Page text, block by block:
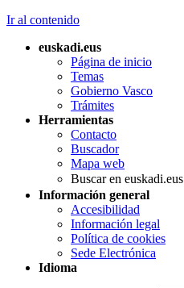
Ir al contenido
euskadi.eus
Página de inicio
Temas
Gobierno Vasco
Trámites
Herramientas
Contacto
Buscador
Mapa web
Buscar en euskadi.eus
Información general
Accesibilidad
Información legal
Política de cookies
Sede Electrónica
Idioma